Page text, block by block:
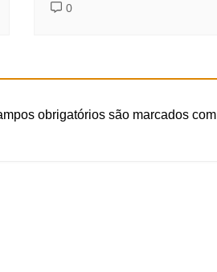
0
obrigatórios são marcados com